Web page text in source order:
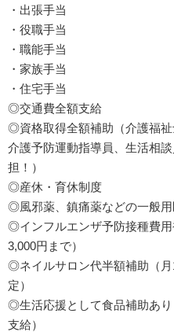
・出張手当
・役職手当
・職能手当
・家族手当
・住宅手当
◎交通費全額支給
◎資格取得全額補助（介護福祉
介護予防運動指導員、生活相
担！）
◎産休・育休制度
◎風邪薬、鎮痛薬などの一般用
◎インフルエンザ予防接種費
3,000円まで）
◎ネイルサロン代半額補助（
定）
◎生活応援として食品補助あり
支給）